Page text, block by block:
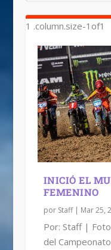
INICIÓ EL
FEMENINO
por Staff| Mar 25,
Por: Staff |
del